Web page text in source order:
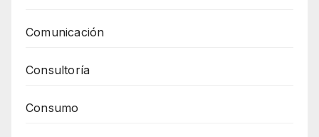
Comunicación
Consultoría
Consumo